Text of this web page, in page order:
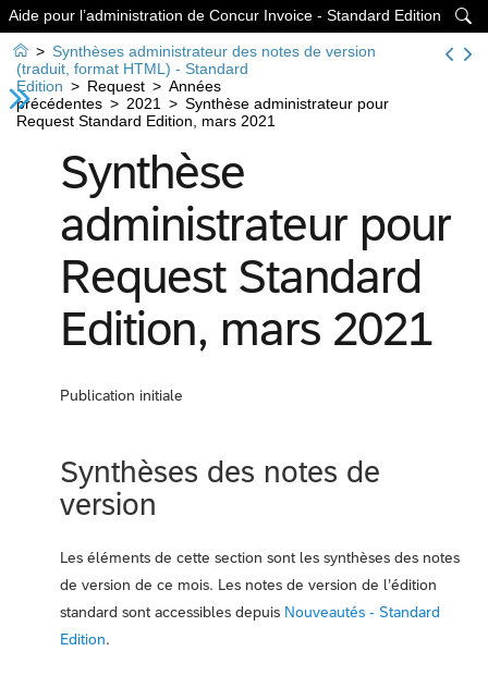

Aide pour l’administration de Concur Invoice - Standard Edition
 > Synthèses administrateur des notes de version
(traduit, format HTML) - Standard
Edition > Request > Années
précédentes > 2021 > Synthèse administrateur pour
Request Standard Edition, mars 2021
Synthèse
administrateur pour
Request Standard
Edition, mars 2021
Publication initiale
Synthèses des notes de
version
Les éléments de cette section sont les synthèses des notes
de version de ce mois. Les notes de version de l’édition
standard sont accessibles depuis Nouveautés - Standard
Edition.